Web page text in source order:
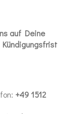
auf Deine
Kündigungsfrist
+49 1512